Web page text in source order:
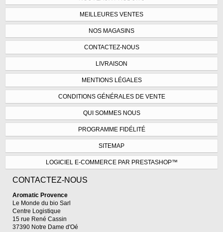
MEILLEURES VENTES
NOS MAGASINS
CONTACTEZ-NOUS
LIVRAISON
MENTIONS LÉGALES
CONDITIONS GÉNÉRALES DE VENTE
QUI SOMMES NOUS
PROGRAMME FIDÉLITÉ
SITEMAP
LOGICIEL E-COMMERCE PAR PRESTASHOP™
CONTACTEZ-NOUS
Aromatic Provence
Le Monde du bio Sarl
Centre Logistique
15 rue René Cassin
37390 Notre Dame d'Oé